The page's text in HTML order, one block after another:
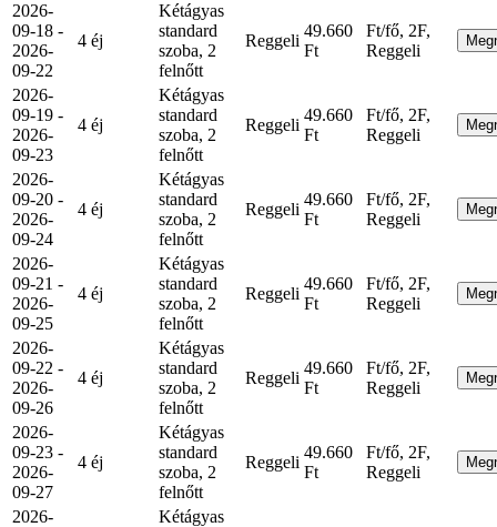
2026-
09-18 -
2026-
09-22
4 éj
Kétágyas
standard
szoba, 2
felnőtt
Reggeli
49.660
Ft
Ft/fő, 2F,
Reggeli
2026-
09-19 -
2026-
09-23
4 éj
Kétágyas
standard
szoba, 2
felnőtt
Reggeli
49.660
Ft
Ft/fő, 2F,
Reggeli
2026-
09-20 -
2026-
09-24
4 éj
Kétágyas
standard
szoba, 2
felnőtt
Reggeli
49.660
Ft
Ft/fő, 2F,
Reggeli
2026-
09-21 -
2026-
09-25
4 éj
Kétágyas
standard
szoba, 2
felnőtt
Reggeli
49.660
Ft
Ft/fő, 2F,
Reggeli
2026-
09-22 -
2026-
09-26
4 éj
Kétágyas
standard
szoba, 2
felnőtt
Reggeli
49.660
Ft
Ft/fő, 2F,
Reggeli
2026-
09-23 -
2026-
09-27
4 éj
Kétágyas
standard
szoba, 2
felnőtt
Reggeli
49.660
Ft
Ft/fő, 2F,
Reggeli
2026- Kétágyas